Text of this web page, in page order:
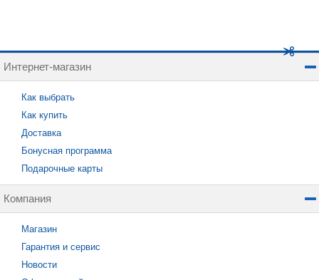
Интернет-магазин
Как выбрать
Как купить
Доставка
Бонусная программа
Подарочные карты
Компания
Магазин
Гарантия и сервис
Новости